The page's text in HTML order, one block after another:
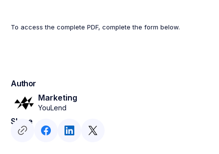
To access the complete PDF, complete the form below.
Author
Marketing
YouLend
Share